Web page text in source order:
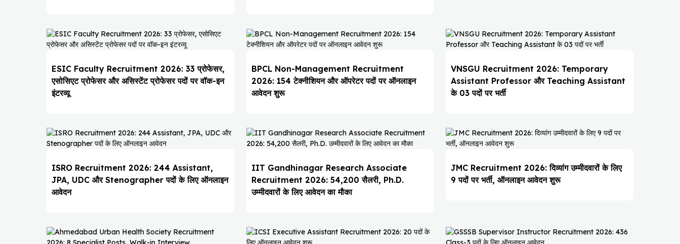
ESIC Faculty Recruitment 2026: 33 प्रोफेसर,
एसोसिएट प्रोफेसर और असिस्टेंट प्रोफेसर पदों पर वॉक-इन
इंटरव्यू
BPCL Non-Management Recruitment
2026: 154 टेक्नीशियन और ऑपरेटर पदों पर ऑनलाइन
आवेदन शुरू
VNSGU Recruitment 2026: Temporary
Assistant Professor और Teaching Assistant
के 03 पदों पर भर्ती
ISRO Recruitment 2026: 244 Assistant,
JPA, UDC और Stenographer पदों के लिए ऑनलाइन
आवेदन
IIT Gandhinagar Research Associate
Recruitment 2026: ₹54,200 सैलरी, Ph.D.
उम्मीदवारों के लिए आवेदन का मौका
JMC Recruitment 2026: दिव्यांग उम्मीदवारों के लिए
9 पदों पर भर्ती, ऑनलाइन आवेदन शुरू